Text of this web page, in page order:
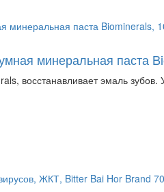
минеральная паста
восстанавливает эмаль зубов.